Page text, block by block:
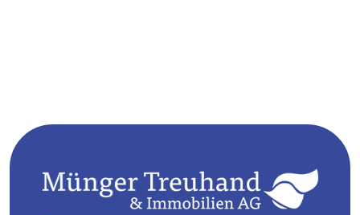
Senden
Alternative: